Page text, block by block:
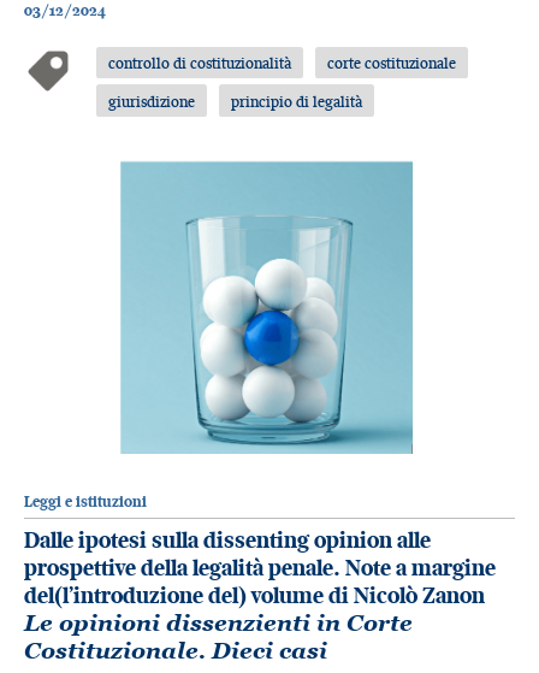
03/12/2024
controllo di costituzionalità
corte costituzionale
giurisdizione
principio di legalità
Leggi e istituzioni
Dalle ipotesi sulla dissenting opinion alle
prospettive della legalità penale. Note a margine
del(l’introduzione del) volume di Nicolò Zanon
Le opinioni dissenzienti in Corte
Costituzionale. Dieci casi